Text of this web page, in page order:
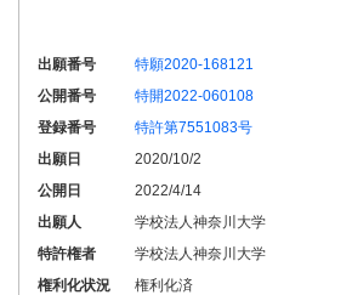
出願番号
特願2020-168121
公開番号
特開2022-060108
登録番号
特許第7551083号
出願日
2020/10/2
公開日
2022/4/14
出願人
学校法人神奈川大学
特許権者
学校法人神奈川大学
権利化状況
権利化済